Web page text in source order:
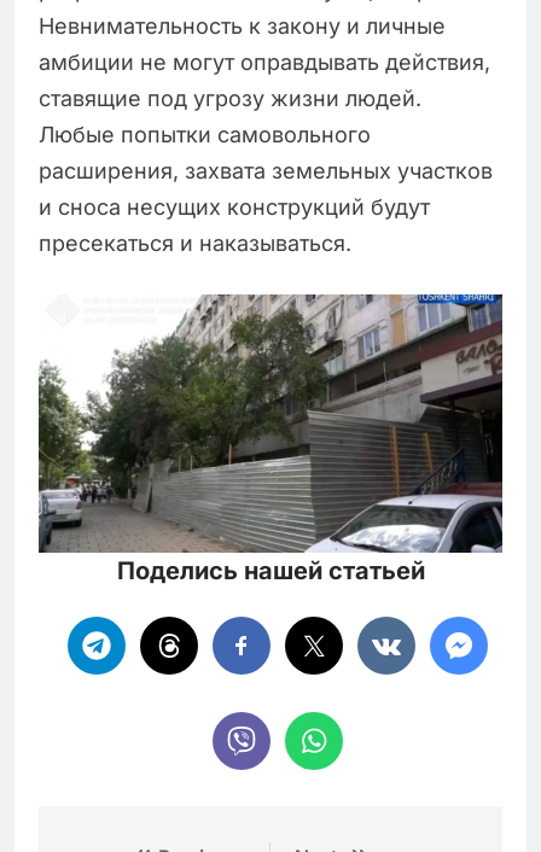
Невнимательность к закону и личные
амбиции не могут оправдывать действия,
ставящие под угрозу жизни людей.
Любые попытки самовольного
расширения, захвата земельных участков
и сноса несущих конструкций будут
пресекаться и наказываться.
Поделись нашей статьей